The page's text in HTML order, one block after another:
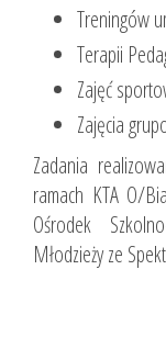
Treningów
Terapii
Zajęć
Zajęcia
Zadania
ramach KTA O/
Ośrodek
Młodzieży ze